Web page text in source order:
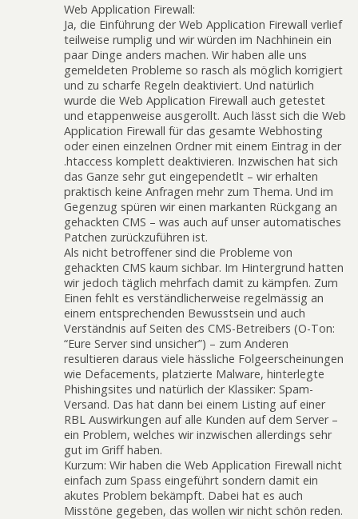
Web Application Firewall:
Ja, die Einführung der Web Application Firewall verlief
teilweise rumplig und wir würden im Nachhinein ein
paar Dinge anders machen. Wir haben alle uns
gemeldeten Probleme so rasch als möglich korrigiert
und zu scharfe Regeln deaktiviert. Und natürlich
wurde die Web Application Firewall auch getestet
und etappenweise ausgerollt. Auch lässt sich die Web
Application Firewall für das gesamte Webhosting
oder einen einzelnen Ordner mit einem Eintrag in der
.htaccess komplett deaktivieren. Inzwischen hat sich
das Ganze sehr gut eingependetlt – wir erhalten
praktisch keine Anfragen mehr zum Thema. Und im
Gegenzug spüren wir einen markanten Rückgang an
gehackten CMS – was auch auf unser automatisches
Patchen zurückzuführen ist.
Als nicht betroffener sind die Probleme von
gehackten CMS kaum sichbar. Im Hintergrund hatten
wir jedoch täglich mehrfach damit zu kämpfen. Zum
Einen fehlt es verständlicherweise regelmässig an
einem entsprechenden Bewusstsein und auch
Verständnis auf Seiten des CMS-Betreibers (O-Ton:
“Eure Server sind unsicher”) – zum Anderen
resultieren daraus viele hässliche Folgeerscheinungen
wie Defacements, platzierte Malware, hinterlegte
Phishingsites und natürlich der Klassiker: Spam-
Versand. Das hat dann bei einem Listing auf einer
RBL Auswirkungen auf alle Kunden auf dem Server –
ein Problem, welches wir inzwischen allerdings sehr
gut im Griff haben.
Kurzum: Wir haben die Web Application Firewall nicht
einfach zum Spass eingeführt sondern damit ein
akutes Problem bekämpft. Dabei hat es auch
Misstöne gegeben, das wollen wir nicht schön reden.